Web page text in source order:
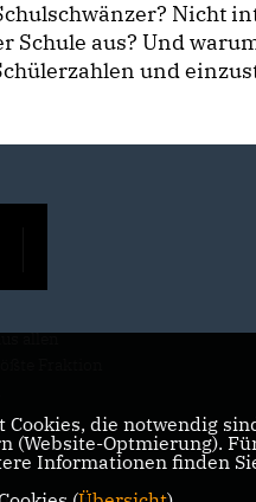
Nicht
Schule aus? Und
und
allen
Cookies, die notwendig
(Website-Optmierung).
Informationen finden